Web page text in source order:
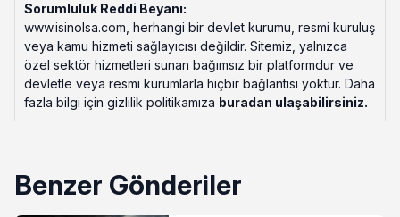
Sorumluluk Reddi Beyanı:
www.isinolsa.com, herhangi bir devlet kurumu, resmi kuruluş
veya kamu hizmeti sağlayıcısı değildir. Sitemiz, yalnızca
özel sektör hizmetleri sunan bağımsız bir platformdur ve
devletle veya resmi kurumlarla hiçbir bağlantısı yoktur. Daha
fazla bilgi için gizlilik politikamıza buradan ulaşabilirsiniz.
Benzer Gönderiler